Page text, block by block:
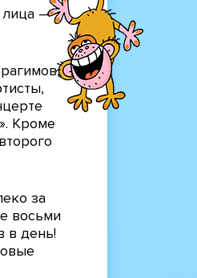
лица —
Кроме
за
восьми
в день!